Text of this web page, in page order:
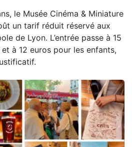
le Musée Cinéma & Miniature
un tarif réduit réservé aux
de Lyon. L’entrée passe à 15
à 12 euros pour les enfants,